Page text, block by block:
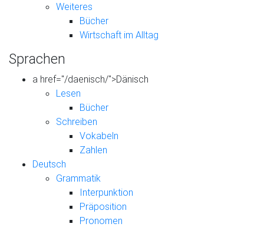
Weiteres
Bücher
Wirtschaft im Alltag
Sprachen
a href="/daenisch/">Dänisch
Lesen
Bücher
Schreiben
Vokabeln
Zahlen
Deutsch
Grammatik
Interpunktion
Präposition
Pronomen